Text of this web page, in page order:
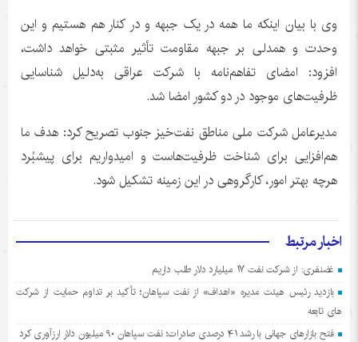
وی با بیان اینکه ما همه در یک جبهه و در کنار هم هستیم و این
وحدت و همدلی بر جبهه مقاومت تأثیر مثبتی خواهد داشت،
افزود: امضای تفاهم‌نامه با شرکت عراقی به‌دلیل شناسایی
ظرفیت‌های موجود در دو کشور امضا شد.
مدیرعامل شرکت ملی مناطق نفت‌خیز جنوب تصریح کرد: هدف ما
هم‌افزایی برای شناخت ظرفیت‌هاست و امیدواریم برای پیشبُرد
هرچه بهتر امور، کارگروهی در این زمینه تشکیل شود.
اخبار مرتبط
غضنفری: از شرکت نفت ۱۷ میلیارد دلار طلب داریم
بازدید رئیس هیئت مدیره «اهداف» از نفت سپاهان؛ تأکید بر تداوم حمایت از شرکت
های تابعه
فتح بازارهای جهانی با رشد ۴۱ درصدی صادرات؛ نفت سپاهان ۹۰ میلیون دلار ارزآوری کرد